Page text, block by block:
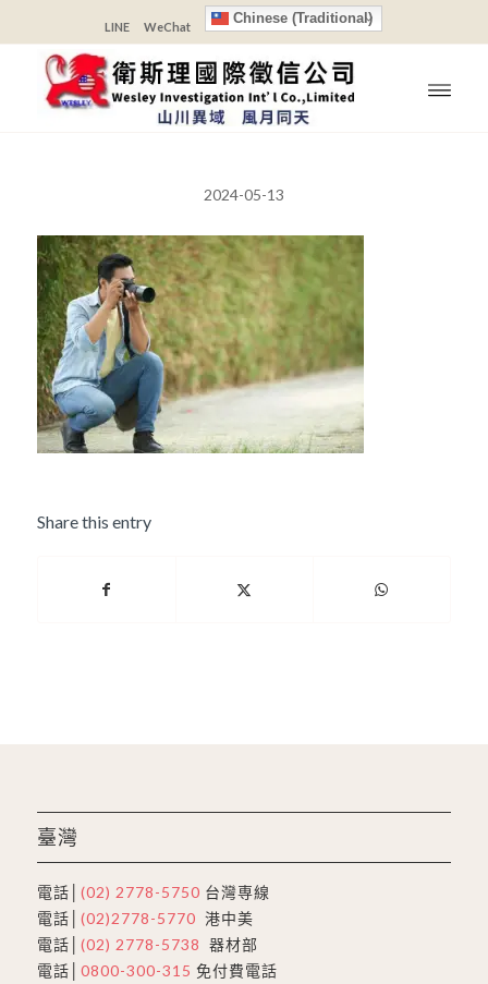
LINE WeChat
Chinese (Traditional)
2024-05-13
Share this entry
臺灣
電話│ (02) 2778-5750 台灣専線
電話│ (02)2778-5770 港中美
電話│ (02) 2778-5738 器材部
電話│ 0800-300-315 免付費電話